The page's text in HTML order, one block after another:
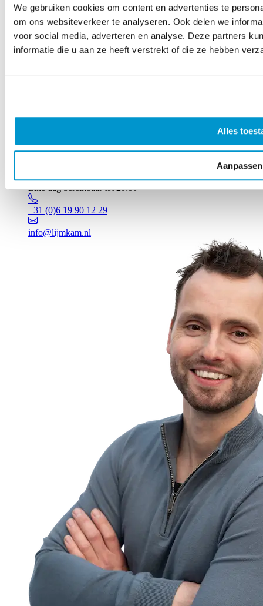
We gebruiken cookies om content en advertenties te
om ons websiteverkeer te analyseren. Ook delen we
voor social media, adverteren en analyse. Deze partners
informatie die u aan ze heeft verstrekt of die ze hebben
Alles
Aanpassen
Elke dag bereikbaar tot 20:00
+31 (0)6 19 90 12 29
info@lijmkam.nl